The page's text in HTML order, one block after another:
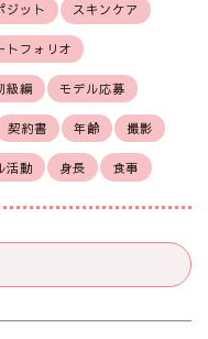
ジット スキンケア
トフォリオ
級編 モデル応募
契約書 年齢 撮影
活動 身長 食事